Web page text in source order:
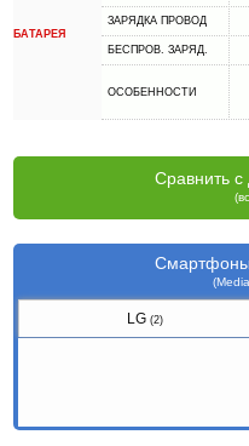
БАТАРЕЯ
ЗАРЯДКА ПРОВОД
БЕСПРОВ. ЗАРЯД.
ОСОБЕННОСТИ
Сравнить с
Смартфоны
LG(2)